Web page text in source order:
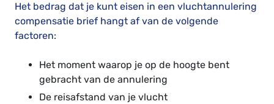
Het bedrag dat je kunt eisen in een vluchtannulering
compensatie brief hangt af van de volgende
factoren:
Het moment waarop je op de hoogte bent
gebracht van de annulering
De reisafstand van je vlucht